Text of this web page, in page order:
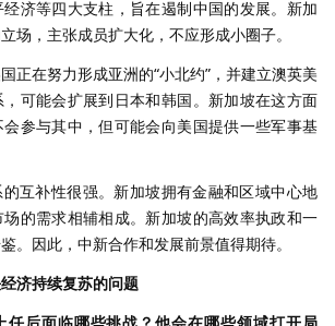
济等四大支柱，旨在遏制中国的发展。新加
场，主张成员扩大化，不应形成小圈子。
正在努力形成亚洲的“小北约”，并建立澳英美
可能会扩展到日本和韩国。新加坡在这方面
参与其中，但可能会向美国提供一些军事基
互补性很强。新加坡拥有金融和区域中心地
的需求相辅相成。新加坡的高效率执政和一
。因此，中新合作和发展前景值得期待。
济持续复苏的问题